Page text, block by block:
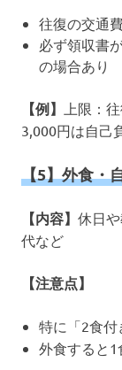
往復の交通
必ず領収書
の場合あり
【例】
上限：
3,000円は自己
【5】外食・
【内容】 休日
代など
【注意点】
特に「2食付
外食すると1